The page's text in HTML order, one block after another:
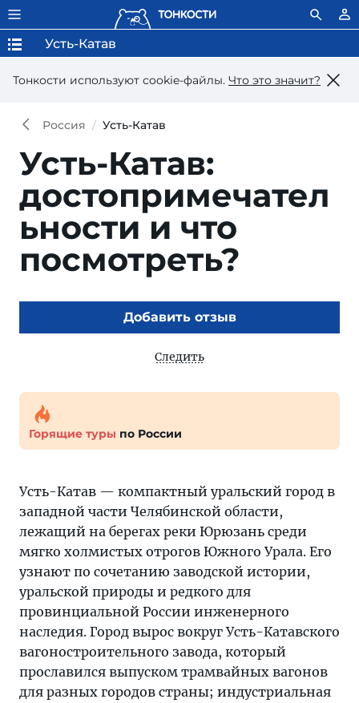
Тонкости используют сookie-файлы. Что это значит?
Усть-Катав
Россия Усть-Катав
Усть-Катав:
достопримечател
ьности и что
посмотреть?
Добавить отзыв
Следить
Горящие туры по России
Усть-Катав — компактный уральский город в
западной части Челябинской области,
лежащий на берегах реки Юрюзань среди
мягко холмистых отрогов Южного Урала. Его
узнают по сочетанию заводской истории,
уральской природы и редкого для
провинциальной России инженерного
наследия. Город вырос вокруг Усть-Катавского
вагоностроительного завода, который
прославился выпуском трамвайных вагонов
для разных городов страны; индустриальная